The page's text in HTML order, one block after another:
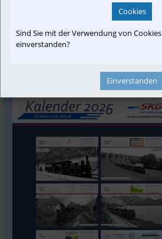
Cookies
Sind Sie mit der Verwendung von Cookies
einverstanden?
Einverstanden